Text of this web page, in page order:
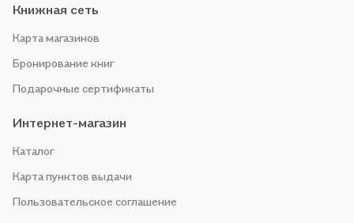
Книжная сеть
Карта магазинов
Бронирование книг
Подарочные сертификаты
Интернет-магазин
Каталог
Карта пунктов выдачи
Пользовательское соглашение